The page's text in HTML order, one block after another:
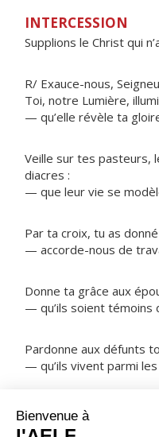
INTERCESSION
Supplions le Christ qui
R/ Exauce-nous,
Toi, notre Lumière,
— qu’elle révèle ta
Veille sur tes pasteurs,
diacres :
— que leur vie se
Par ta croix, tu as
— accorde-nous de
Donne ta grâce aux
— qu’ils soient témoins
Pardonne aux défunts
— qu’ils vivent parmi
NOTRE PÈRE